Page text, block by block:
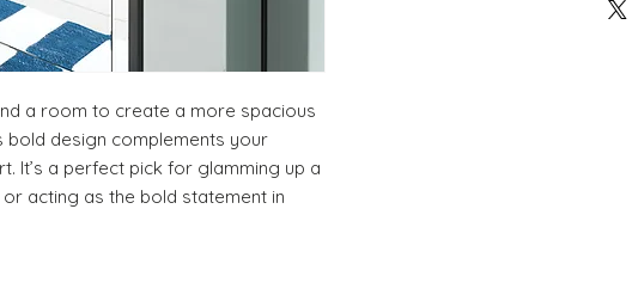
a room to create a more spacious
bold design complements your
It’s a perfect pick for glamming up a
acting as the bold statement in
PRODUCT, THAT IS IN ORIGINAL